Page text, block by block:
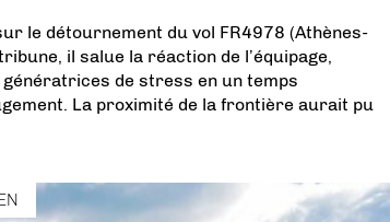
le détournement du vol FR4978 (Athènes-
il salue la réaction de l’équipage,
de stress en un temps
La proximité de la frontière aurait pu